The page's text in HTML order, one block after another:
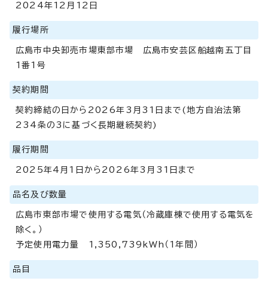
2024年12月12日
履行場所
広島市中央卸売市場東部市場 広島市安芸区船越南五丁目
1番1号
契約期間
契約締結の日から2026年3月31日まで(地方自治法第
234条の3に基づく長期継続契約)
履行期間
2025年4月1日から2026年3月31日まで
品名及び数量
広島市東部市場で使用する電気（冷蔵庫棟で使用する電気を
除く。）
予定使用電力量 1,350,739kWh（1年間）
品目